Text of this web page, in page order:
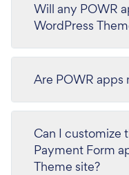
Will any POWR
WordPress
Are POWR
Can I customize
Payment Form
Theme site?